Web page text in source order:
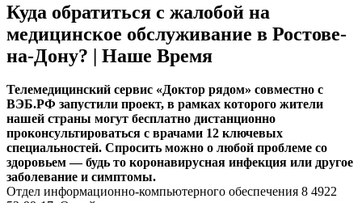
Куда обратиться с жалобой на
медицинское обслуживание в Ростове-
на-Дону? | Наше Время
Телемедицинский сервис «Доктор рядом» совместно с
ВЭБ.РФ запустили проект, в рамках которого жители
нашей страны могут бесплатно дистанционно
проконсультироваться с врачами 12 ключевых
специальностей. Спросить можно о любой проблеме со
здоровьем — будь то коронавирусная инфекция или другое
заболевание и симптомы.
Отдел информационно-компьютерного обеспечения 8 4922